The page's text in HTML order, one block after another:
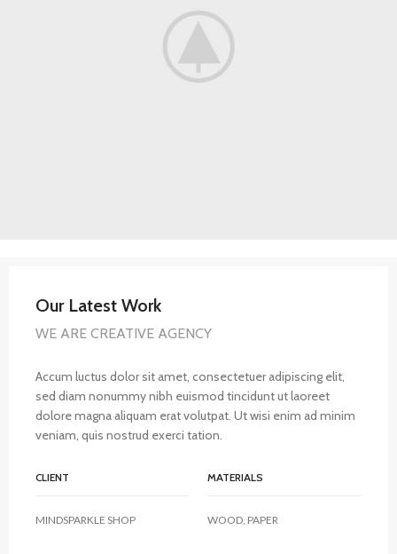
Our Latest Work
WE ARE CREATIVE AGENCY
Accum luctus dolor sit amet, consectetuer adipiscing elit,
sed diam nonummy nibh euismod tincidunt ut laoreet
dolore magna aliquam erat volutpat. Ut wisi enim ad minim
veniam, quis nostrud exerci tation.
CLIENT MATERIALS
MINDSPARKLE SHOP WOOD, PAPER